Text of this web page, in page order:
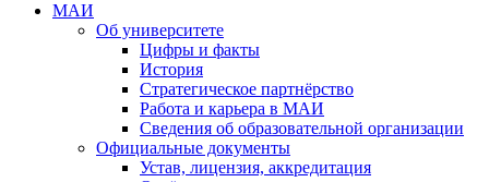
МАИ
Об университете
Цифры и факты
История
Стратегическое партнёрство
Работа и карьера в МАИ
Сведения об образовательной организации
Официальные документы
Устав, лицензия, аккредитация